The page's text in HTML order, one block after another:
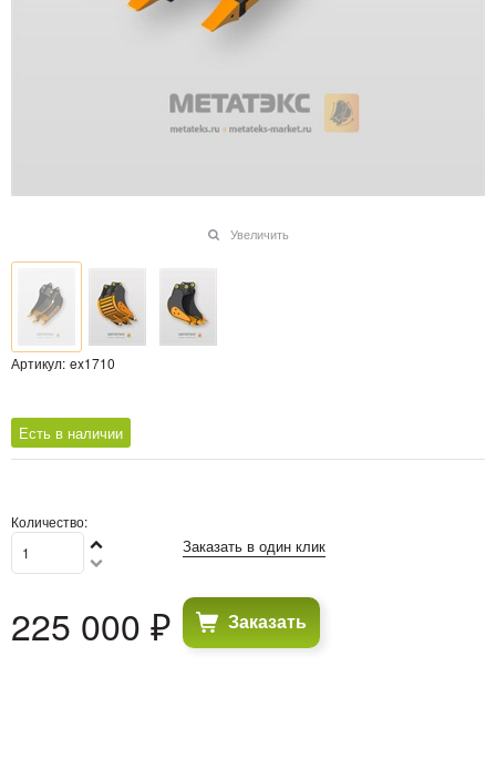
Увеличить
Артикул: ex1710
Есть в наличии
Количество:
225 000 ₽
Заказать в один клик
Заказать